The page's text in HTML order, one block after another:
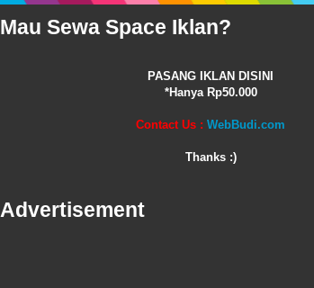
Mau Sewa Space Iklan?
PASANG IKLAN DISINI
*Hanya Rp50.000
Contact Us : WebBudi.com
Thanks :)
Advertisement